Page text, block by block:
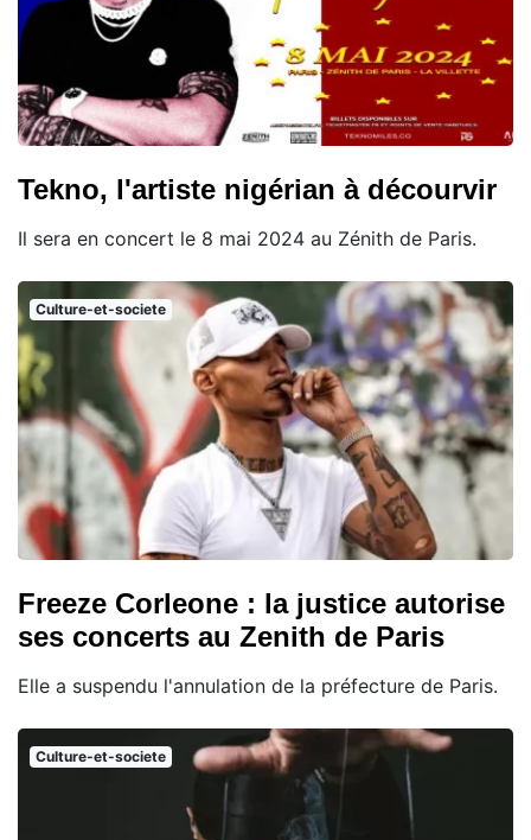
Tekno, l'artiste nigérian à décourvir
Il sera en concert le 8 mai 2024 au Zénith de Paris.
Culture-et-societe
Freeze Corleone : la justice autorise
ses concerts au Zenith de Paris
Elle a suspendu l'annulation de la préfecture de Paris.
Culture-et-societe